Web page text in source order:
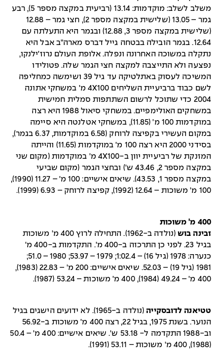
משלב לשלב: מוקדמות: 13.14 (רביעית במקצה מספר 5), רבע
גמר – 13.05 (שלישית במקצה מספר 2), חצי גמר – 12.88
(שלישית במקצה מספר 3, 12.88) ובגמר היא התעלתה עם
12.64. בגמר הובילה בבטחה גייל דברס מארה"ב אבל היא
נתקלה במשוכה האחרונה ונפלה. אלופת העולם נרוז'ילנקו,
נפצעה ולא התייצבה למקצה חצי הגמר שלה. פטולידו
המשיכה לעסוק באתלטיקה עד גיל 39 ושימשה כמחליפה
לשם כבוד ברביעיית השליחים 4X100 מ' במשחקי אתונה
2004 כדי שתוכל לרשום השתתפות סמלית חמישית
במשחקים האולימפיים. במשחקי סיאול 1988 היא רצה
במוקדמות 100 מ' (11.85), במשחקי אטלנטה היא סיימה
במקום העשירי בקפיצה לרוחק (6.58 במוקדמות, 6.37 בגמר),
בסידני 2000 היא רצה 100 מ' במוקדמות (11.65) והייתה
המזנקת של רביעיית יוון ב-4X100 מ' במוקדמות (מקום שני
במקצה מספר 2, 43.46 ש') ובחצי הגמר (מקום שביעי
במקצה מספר 1, 43.53). שיאים אישיים: 100 מ' – 11.27 (1990),
100 מ' משוכות – 12.64 (1992), קפיצה לרוחק – 6.93 (1999).
400 מ' משוכות
זבינה בוש
(נולדה ב-1962). התחילה לרוץ 400 מ' משוכות
בגיל 23. לפני כן התרכזה ב-400 מ'. התקדמות ב-400 מ'
כנערה: 1978 (גיל 16) – 1:02.4; 1979 – 53.97; 1980 – 51.0;
1981 (גיל 19) – 52.03. שיאים אישיים: 200 מ' – 22.83 (1983),
400 מ' – 49.24 (1984), 400 מ' משוכות – 53.24 (1987).
טטיאנה לדובסקייה
(נולדה ב-1965). לא ידועים הישגים בגיל
הנוער. בשנת 1975, בגיל 22, רצה 400 מ' משוכות ב-56.92
וב-1988 התקדמה ל- 53.18 ש'. שיאים אישיים: 400 מ' – 50.4
(1988), 400 מ' משוכות – 53.11 (1991).